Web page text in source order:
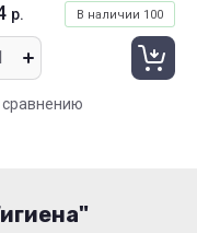
В наличии 100
р.
сравнению